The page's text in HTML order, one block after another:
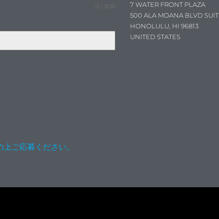
0 / 300
ご応募ください。
7 WATER FRONT PLAZA
500 ALA MOANA BLVD
HONOLULU, HI 96813
UNITED STATES